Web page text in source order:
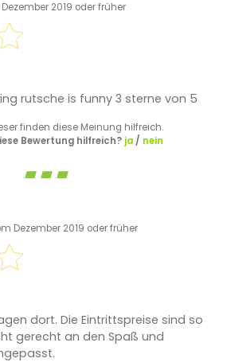
2019 oder früher
rutsche is funny 3 sterne von 5
finden diese Meinung hilfreich.
Bewertung hilfreich? ja/ nein
Dezember 2019 oder früher
dort. Die Eintrittspreise sind so
gerecht an den Spaß und